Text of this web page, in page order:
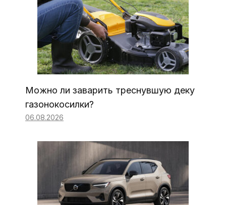
Можно ли заварить треснувшую деку
газонокосилки?
06.08.2026